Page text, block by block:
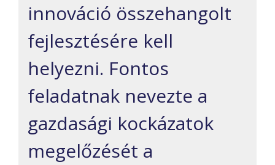
innováció összehangolt
fejlesztésére kell
helyezni. Fontos
feladatnak nevezte a
gazdasági kockázatok
megelőzését a